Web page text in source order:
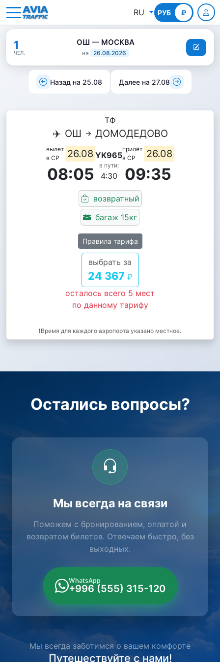
RU РУБ ₽
КГС
1
ЧЕЛ.
ОШ — МОСКВА
на 26.08.2026
Назад на 25.08 Далее на 27.08
ТФ
✈️ ОШ ДОМОДЕДОВО
вылет
в СР
26.08
08:05
YK965
в пути:
4:30
прилёт
в СР
26.08
09:35
возвратный
багаж 15кг
Правила тарифа
выбрать за
24 367 ₽
осталось всего 5 мест
по данному тарифу
❗Время для каждого аэропорта указано местное.
Остались вопросы?
Мы всегда на связи
Поможем с бронированием, оплатой и
возвратом билетов. Отвечаем быстро, без
выходных.
WhatsApp
+996 (555) 315-120
Мы всегда заботимся о вашем комфорте
Путешествуйте с нами!